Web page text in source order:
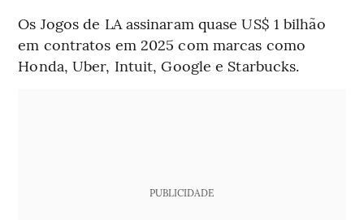
Os Jogos de LA assinaram quase US$ 1 bilhão
em contratos em 2025 com marcas como
Honda, Uber, Intuit, Google e Starbucks.
PUBLICIDADE